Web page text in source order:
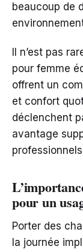
beaucoup de
Il n’est pas
pour femme
offrent un
et confort
déclenchent
avantage
pour un
Porter des
la journée